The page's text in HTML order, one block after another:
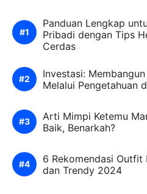
Panduan Lengkap
Pribadi dengan Tips
Cerdas
Investasi:
Melalui Pengetahuan
Arti Mimpi Ketemu
Baik, Benarkah?
6 Rekomendasi Outfit
dan Trendy 2024